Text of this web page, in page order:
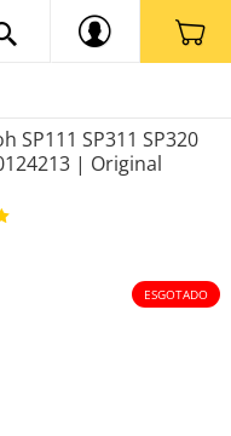
SP111 SP311 SP320
| Original
ESGOTADO